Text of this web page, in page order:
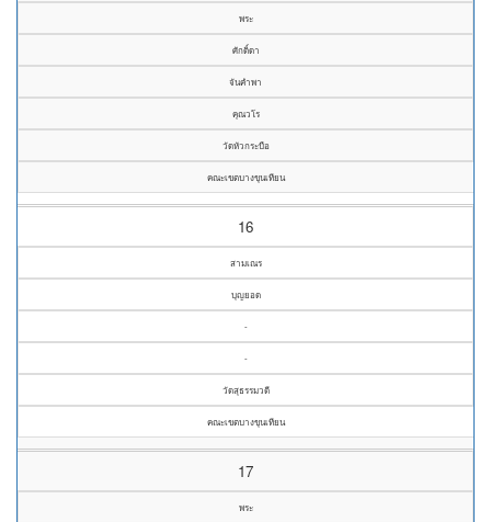
พระ
ศักดิ์ดา
จันคำพา
คุณวโร
วัดหัวกระบือ
คณะเขตบางขุนเทียน
16
สามเณร
บุญยอด
-
-
วัดสุธรรมวดี
คณะเขตบางขุนเทียน
17
พระ